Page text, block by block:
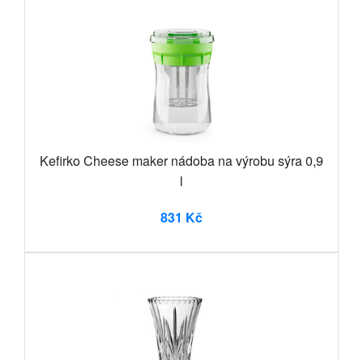
Kefirko Cheese maker nádoba na výrobu sýra 0,9
l
831 Kč